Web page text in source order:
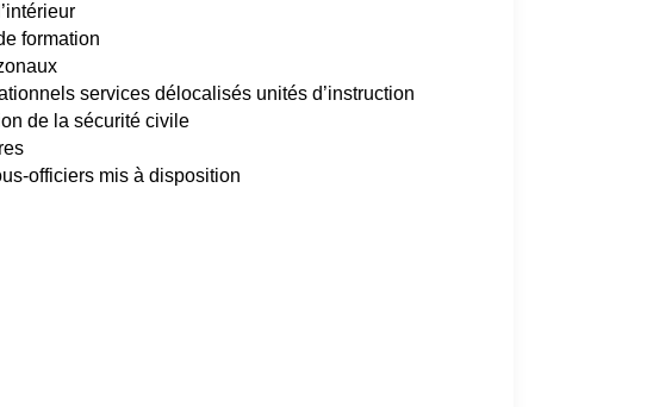
formation
services délocalisés unités d’instruction
de la sécurité civile
officiers mis à disposition